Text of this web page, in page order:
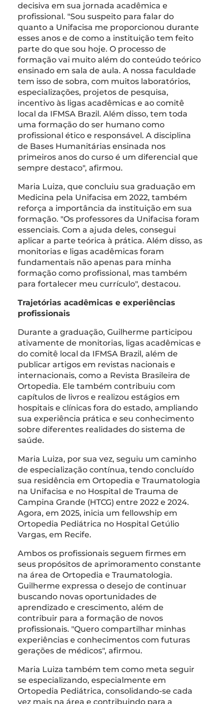
decisiva em sua jornada acadêmica e
profissional. "Sou suspeito para falar do
quanto a Unifacisa me proporcionou durante
esses anos e de como a instituição tem feito
parte do que sou hoje. O processo de
formação vai muito além do conteúdo teórico
ensinado em sala de aula. A nossa faculdade
tem isso de sobra, com muitos laboratórios,
especializações, projetos de pesquisa,
incentivo às ligas acadêmicas e ao comitê
local da IFMSA Brazil. Além disso, tem toda
uma formação do ser humano como
profissional ético e responsável. A disciplina
de Bases Humanitárias ensinada nos
primeiros anos do curso é um diferencial que
sempre destaco", afirmou.
Maria Luiza, que concluiu sua graduação em
Medicina pela Unifacisa em 2022, também
reforça a importância da instituição em sua
formação. "Os professores da Unifacisa foram
essenciais. Com a ajuda deles, consegui
aplicar a parte teórica à prática. Além disso, as
monitorias e ligas acadêmicas foram
fundamentais não apenas para minha
formação como profissional, mas também
para fortalecer meu currículo", destacou.
Trajetórias acadêmicas e experiências
profissionais
Durante a graduação, Guilherme participou
ativamente de monitorias, ligas acadêmicas e
do comitê local da IFMSA Brazil, além de
publicar artigos em revistas nacionais e
internacionais, como a Revista Brasileira de
Ortopedia. Ele também contribuiu com
capítulos de livros e realizou estágios em
hospitais e clínicas fora do estado, ampliando
sua experiência prática e seu conhecimento
sobre diferentes realidades do sistema de
saúde.
Maria Luiza, por sua vez, seguiu um caminho
de especialização contínua, tendo concluído
sua residência em Ortopedia e Traumatologia
na Unifacisa e no Hospital de Trauma de
Campina Grande (HTCG) entre 2022 e 2024.
Agora, em 2025, inicia um fellowship em
Ortopedia Pediátrica no Hospital Getúlio
Vargas, em Recife.
Ambos os profissionais seguem firmes em
seus propósitos de aprimoramento constante
na área de Ortopedia e Traumatologia.
Guilherme expressa o desejo de continuar
buscando novas oportunidades de
aprendizado e crescimento, além de
contribuir para a formação de novos
profissionais. "Quero compartilhar minhas
experiências e conhecimentos com futuras
gerações de médicos", afirmou.
Maria Luiza também tem como meta seguir
se especializando, especialmente em
Ortopedia Pediátrica, consolidando-se cada
vez mais na área e contribuindo para a